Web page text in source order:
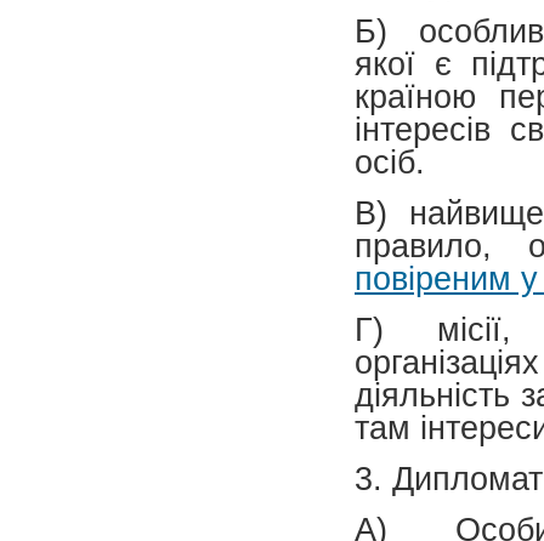
Б)
якої є
країною
інтересів
осіб.
В)
правило,
повіреним
Г) місії,
діяльність
там
3.
А)